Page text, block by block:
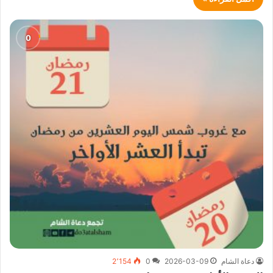
دعاة الشام 2026-03-09
0 2٬154